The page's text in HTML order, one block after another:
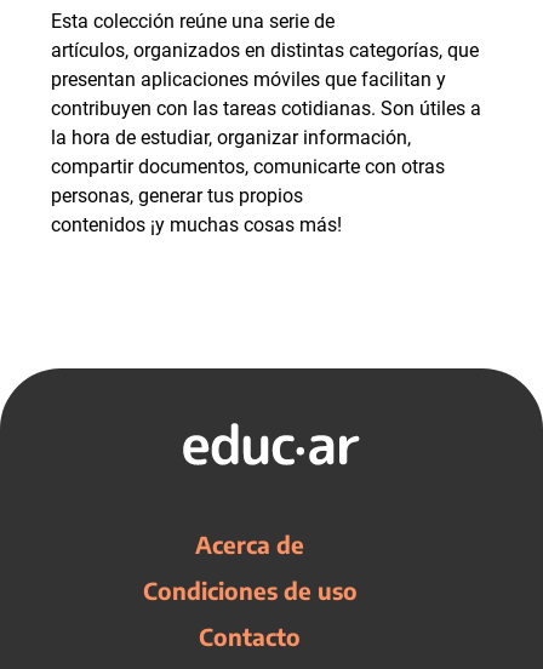
Esta colección reúne una serie de
artículos, organizados en distintas categorías, que
presentan aplicaciones móviles que facilitan y
contribuyen con las tareas cotidianas. Son útiles a
la hora de estudiar, organizar información,
compartir documentos, comunicarte con otras
personas, generar tus propios
contenidos ¡y muchas cosas más!
Acerca de
Condiciones de uso
Contacto